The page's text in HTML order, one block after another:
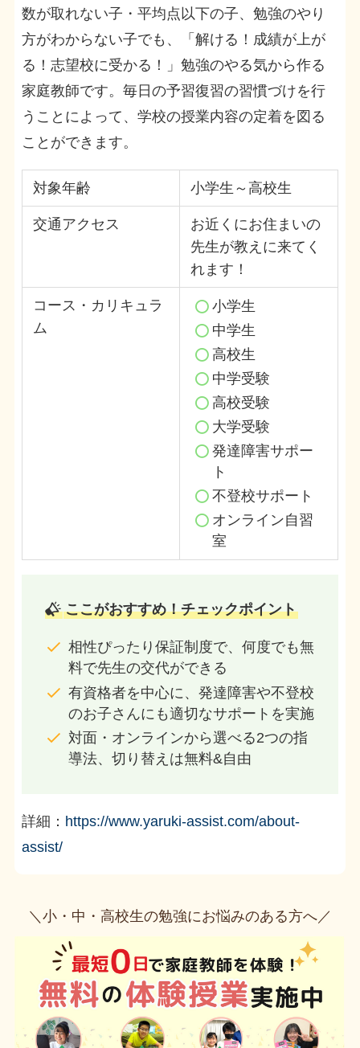
数が取れない子・平均点以下の子、勉強のやり
方がわからない子でも、「解ける！成績が上が
る！志望校に受かる！」勉強のやる気から作る
家庭教師です。毎日の予習復習の習慣づけを行
うことによって、学校の授業内容の定着を図る
ことができます。
対象年齢 小学生～高校生
交通アクセス
お近くにお住まいの
先生が教えに来てく
れます！
コース・カリキュラ
ム
小学生
中学生
高校生
中学受験
高校受験
大学受験
発達障害サポー
ト
不登校サポート
オンライン自習
室
ここがおすすめ！チェックポイント
相性ぴったり保証制度で、何度でも無
料で先生の交代ができる
有資格者を中心に、発達障害や不登校
のお子さんにも適切なサポートを実施
対面・オンラインから選べる2つの指
導法、切り替えは無料&自由
詳細： https://www.yaruki-assist.com/about-
assist/
＼小・中・高校生の勉強にお悩みのある方へ／